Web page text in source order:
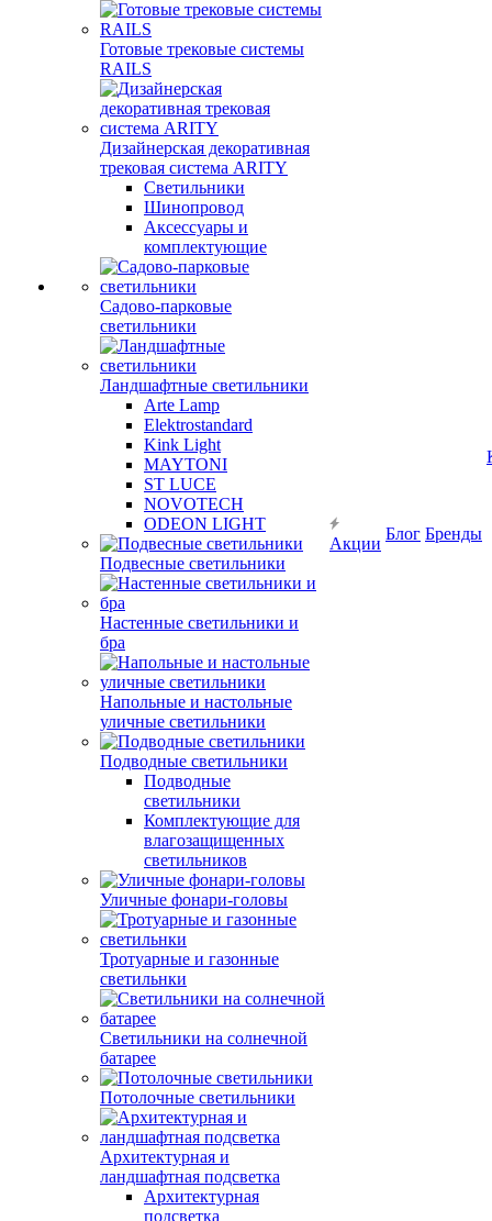
Готовые трековые системы
RAILS
Дизайнерская декоративная
трековая система ARITY
Светильники
Шинопровод
Аксессуары и
комплектующие
Садово-парковые
светильники
Ландшафтные светильники
Arte Lamp
Elektrostandard
Kink Light
MAYTONI
ST LUCE
NOVOTECH
ODEON LIGHT
Подвесные светильники
Настенные светильники и
бра
Напольные и настольные
уличные светильники
Подводные светильники
Подводные
светильники
Комплектующие для
влагозащищенных
светильников
Уличные фонари-головы
Тротуарные и газонные
светильнки
Светильники на солнечной
батарее
Потолочные светильники
Архитектурная и
ландшафтная подсветка
Архитектурная
подсветка
Акции
Блог Бренды